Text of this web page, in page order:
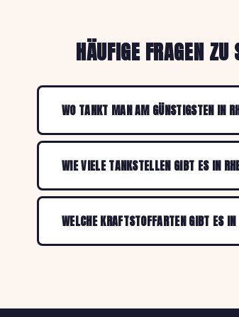
HÄUFIGE FRAGEN
WO TANKT MAN AM GÜNSTIGSTEN IN
WIE VIELE TANKSTELLEN GIBT ES IN
WELCHE KRAFTSTOFFARTEN GIBT ES